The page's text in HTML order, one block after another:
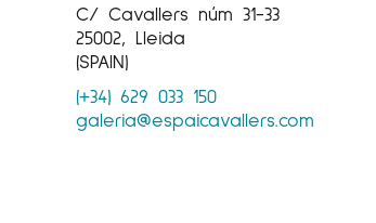
C/ Cavallers núm 31-33
25002, Lleida
(SPAIN)
(+34) 629 033 150
galeria@espaicavallers.com